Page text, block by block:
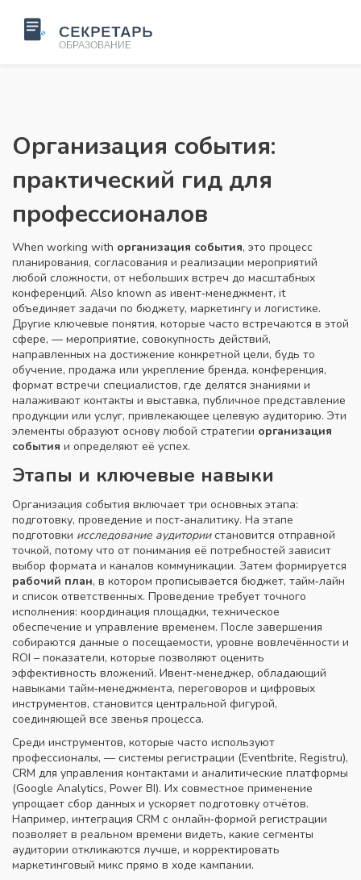
Организация события:
практический гид для
профессионалов
When working with организация события, это процесс
планирования, согласования и реализации мероприятий
любой сложности, от небольших встреч до масштабных
конференций. Also known as ивент‑менеджмент, it
объединяет задачи по бюджету, маркетингу и логистике.
Другие ключевые понятия, которые часто встречаются в этой
сфере, — мероприятие, совокупность действий,
направленных на достижение конкретной цели, будь то
обучение, продажа или укрепление бренда, конференция,
формат встречи специалистов, где делятся знаниями и
налаживают контакты и выставка, публичное представление
продукции или услуг, привлекающее целевую аудиторию. Эти
элементы образуют основу любой стратегии организация
события и определяют её успех.
Этапы и ключевые навыки
Организация события включает три основных этапа:
подготовку, проведение и пост‑аналитику. На этапе
подготовки исследование аудиториистановится отправной
точкой, потому что от понимания её потребностей зависит
выбор формата и каналов коммуникации. Затем формируется
рабочий план, в котором прописывается бюджет, тайм‑лайн
и список ответственных. Проведение требует точного
исполнения: координация площадки, техническое
обеспечение и управление временем. После завершения
собираются данные о посещаемости, уровне вовлечённости и
ROI – показатели, которые позволяют оценить
эффективность вложений. Ивент‑менеджер, обладающий
навыками тайм‑менеджмента, переговоров и цифровых
инструментов, становится центральной фигурой,
соединяющей все звенья процесса.
Среди инструментов, которые часто используют
профессионалы, — системы регистрации (Eventbrite, Registru),
CRM для управления контактами и аналитические платформы
(Google Analytics, Power BI). Их совместное применение
упрощает сбор данных и ускоряет подготовку отчётов.
Например, интеграция CRM с онлайн‑формой регистрации
позволяет в реальном времени видеть, какие сегменты
аудитории откликаются лучше, и корректировать
маркетинговый микс прямо в ходе кампании.